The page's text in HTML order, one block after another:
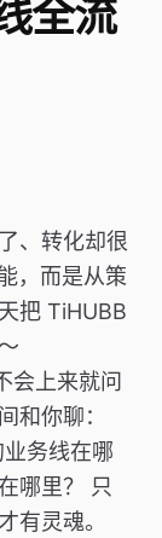
全流
、转化却很
，而是从策
把 TiHUBB
会上来就问
和你聊：
务线在哪
哪里？ 只
有灵魂。